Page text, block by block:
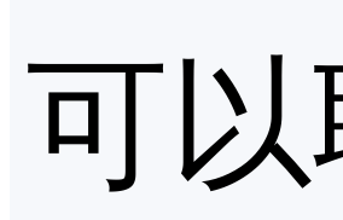
可